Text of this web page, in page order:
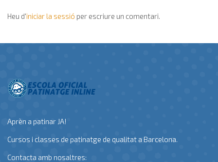
Heu d'iniciar la sessió per escriure un comentari.
Aprèn a patinar JA!
Cursos i classes de patinatge de qualitat a Barcelona.
Contacta amb nosaltres: